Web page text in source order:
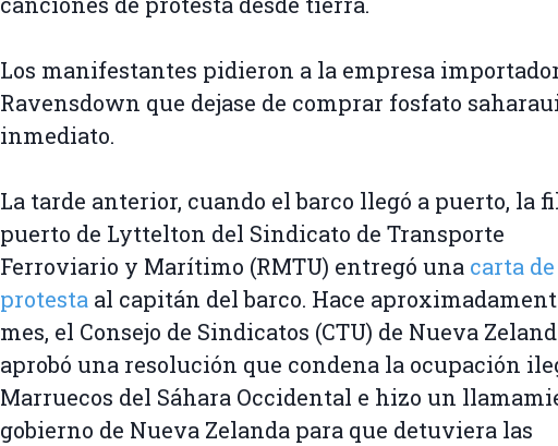
Los manifestantes pidieron a la empresa
Ravensdown que dejase de comprar fosfato
inmediato.
La tarde anterior, cuando el barco llegó a puerto, la
puerto de Lyttelton del Sindicato de Transporte
Ferroviario y Marítimo (RMTU) entregó una carta de
protesta al capitán del barco. Hace
mes, el Consejo de Sindicatos (CTU) de Nueva
aprobó una resolución que condena la ocupación
Marruecos del Sáhara Occidental e hizo un
gobierno de Nueva Zelanda para que detuviera las